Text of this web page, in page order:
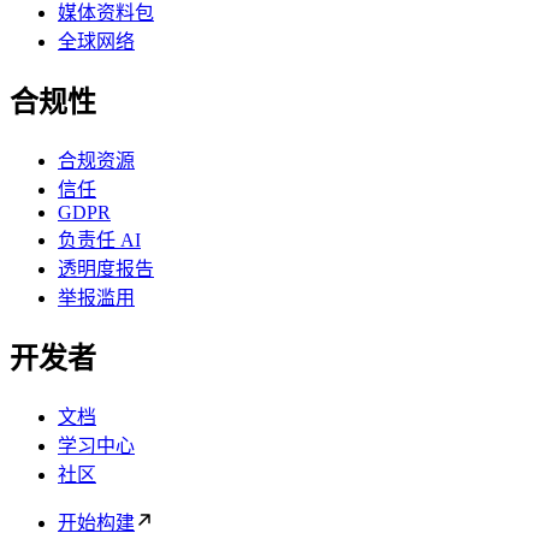
媒体资料包
全球网络
合规性
合规资源
信任
GDPR
负责任 AI
透明度报告
举报滥用
开发者
文档
学习中心
社区
开始构建